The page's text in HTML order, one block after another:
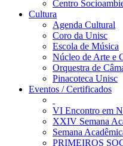
Centro
Cultura
Agenda Cultural
Coro da Unisc
Escola de Música
Núcleo de Arte e
Orquestra de
Pinacoteca Unisc
Eventos / Certificados
VI Encontro em
XXIV Semana
Semana
PRIMEIROS